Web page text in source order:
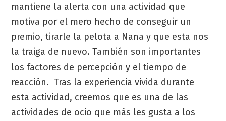
mantiene la alerta con una actividad que
motiva por el mero hecho de conseguir un
premio, tirarle la pelota a Nana y que esta nos
la traiga de nuevo. También son importantes
los factores de percepción y el tiempo de
reacción. Tras la experiencia vivida durante
esta actividad, creemos que es una de las
actividades de ocio que más les gusta a los